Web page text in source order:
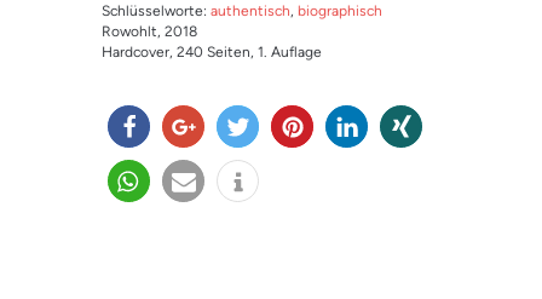
Schlüsselworte: authentisch, biographisch
Rowohlt, 2018
Hardcover, 240 Seiten, 1. Auflage
teilen teilen twitter